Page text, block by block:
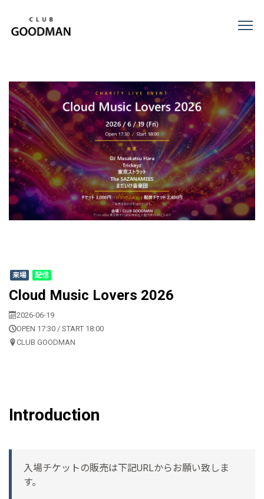
来場 配信
Cloud Music Lovers 2026
2026-06-19
OPEN 17:30 / START 18:00
CLUB GOODMAN
Introduction
入場チケットの販売は下記URLからお願い致しま
す。